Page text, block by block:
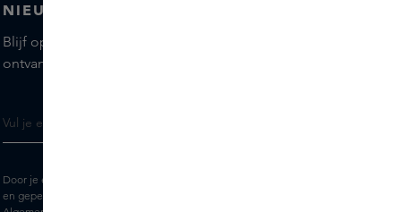
NIEUWSBRIEF
Blijf op de hoogte van de nieuwste merken en producten,
ontvang tips van onze Skins Experts.
Door je e-mailadres in te vullen geef je toestemming om de Skins nieuwsbrief
en gepersonaliseerde marketingberichten via e-mail te ontvangen. Bekijk de